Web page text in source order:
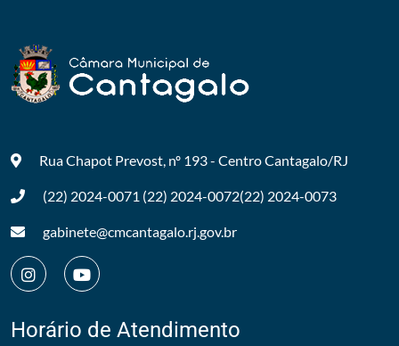
Rua Chapot Prevost, nº 193 - CentroCantagalo/RJ
(22) 2024-0071 (22) 2024-0072(22) 2024-0073
gabinete@cmcantagalo.rj.gov.br
Horário de Atendimento